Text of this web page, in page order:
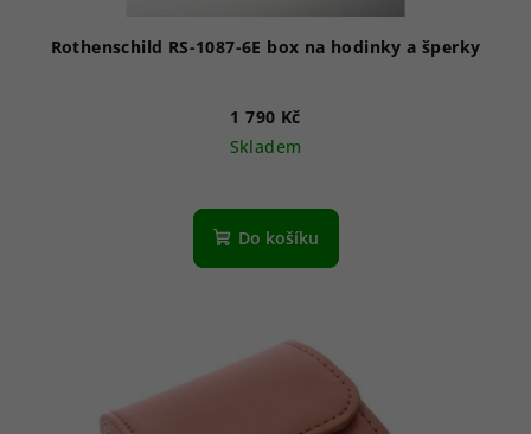
Rothenschild RS-1087-6E box na hodinky a šperky
1 790 Kč
Skladem
Do košíku